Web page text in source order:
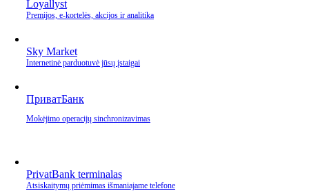
Loyallyst
Premijos, e‑kortelės, akcijos ir analitika
Sky Market
Internetinė parduotuvė jūsų įstaigai
ПриватБанк
Mokėjimo operacijų sinchronizavimas
PrivatBank terminalas
Atsiskaitymų priėmimas išmaniajame telefone